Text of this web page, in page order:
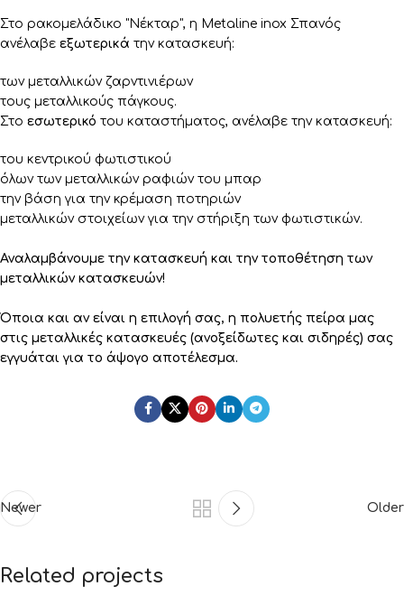
Στο ρακομελάδικο "Νέκταρ", η Metaline inox Σπανός
ανέλαβε εξωτερικά την κατασκευή:
των μεταλλικών ζαρντινιέρων
τους μεταλλικούς πάγκους.
Στο εσωτερικό του καταστήματος, ανέλαβε την κατασκευή:
του κεντρικού φωτιστικού
όλων των μεταλλικών ραφιών του μπαρ
την βάση για την κρέμαση ποτηριών
μεταλλικών στοιχείων για την στήριξη των φωτιστικών.
Αναλαμβάνουμε την κατασκευή και την τοποθέτηση των
μεταλλικών κατασκευών!
Όποια και αν είναι η επιλογή σας, η πολυετής πείρα μας
στις μεταλλικές κατασκευές (ανοξείδωτες και σιδηρές) σας
εγγυάται για το άψογο αποτέλεσμα.
Newer Older
Related projects